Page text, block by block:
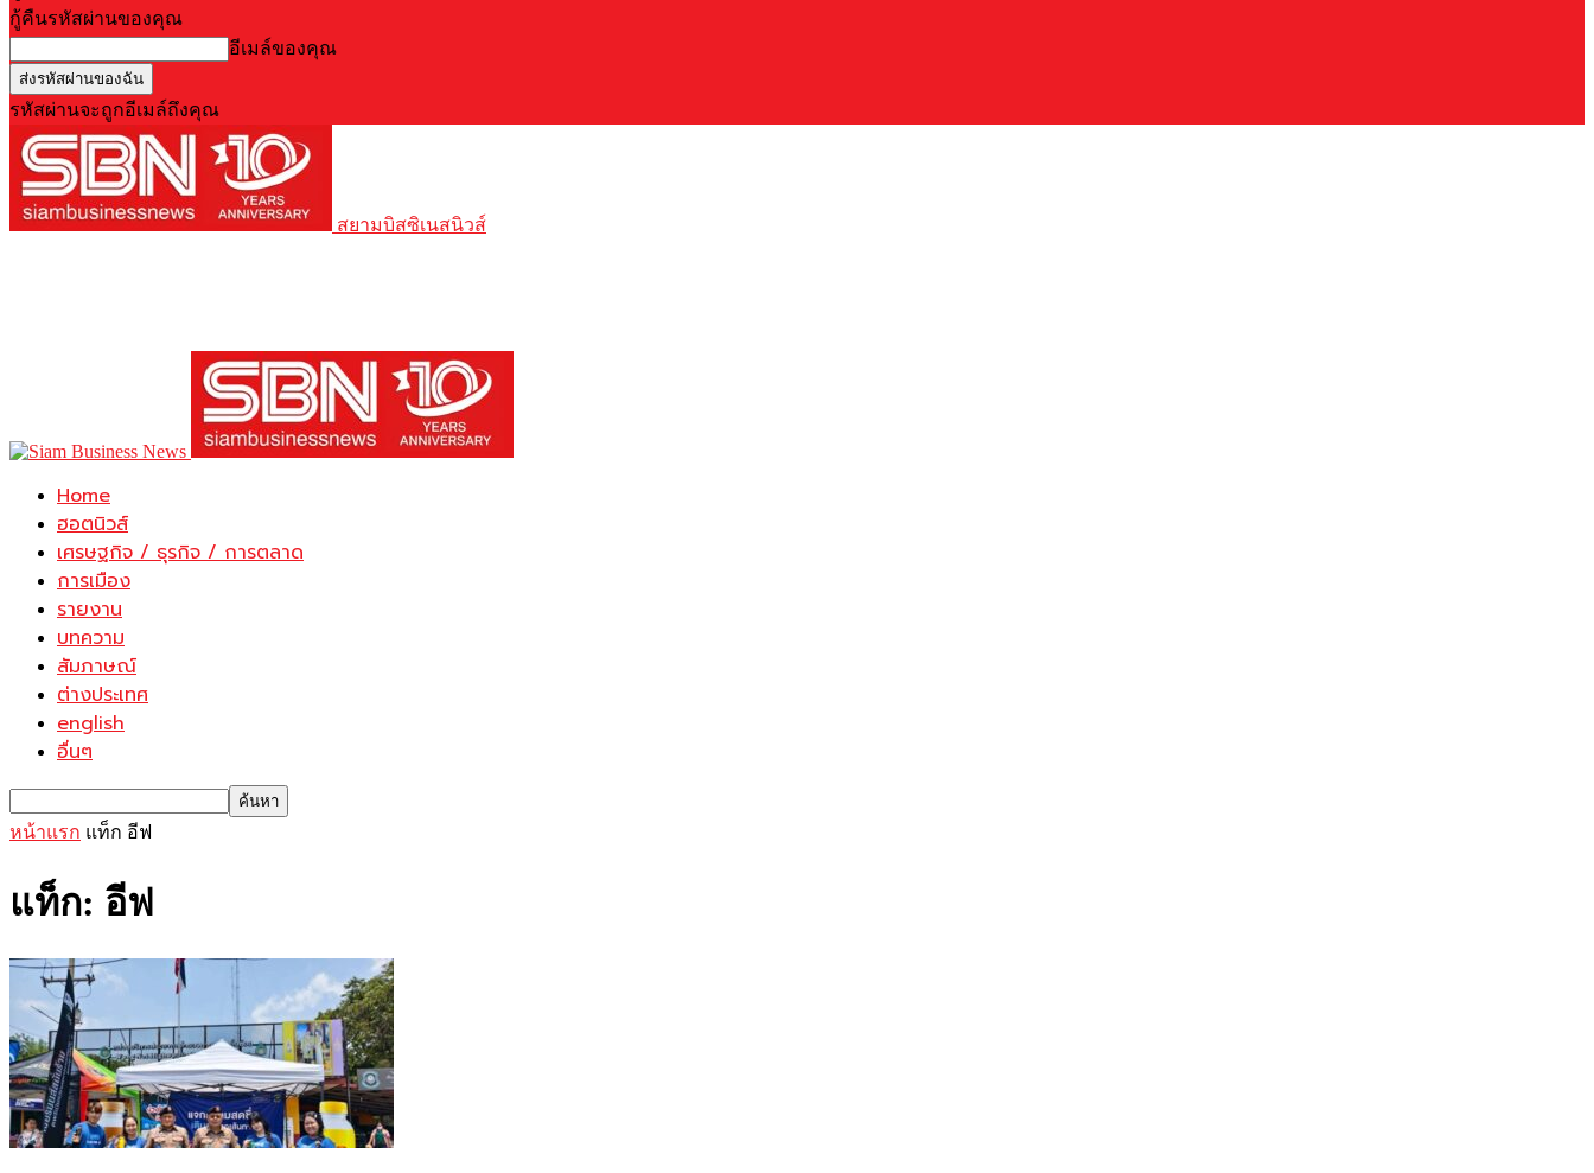
กู้คืนรหัสผ่านของคุณ
อีเมล์ของคุณ
รหัสผ่านจะถูกอีเมล์ถึงคุณ
สยามบิสซิเนสนิวส์
Home
ฮอตนิวส์
เศรษฐกิจ / ธุรกิจ / การตลาด
การเมือง
รายงาน
บทความ
สัมภาษณ์
ต่างประเทศ
english
อื่นๆ
หน้าแรก แท็ก อีฟ
แท็ก: อีฟ